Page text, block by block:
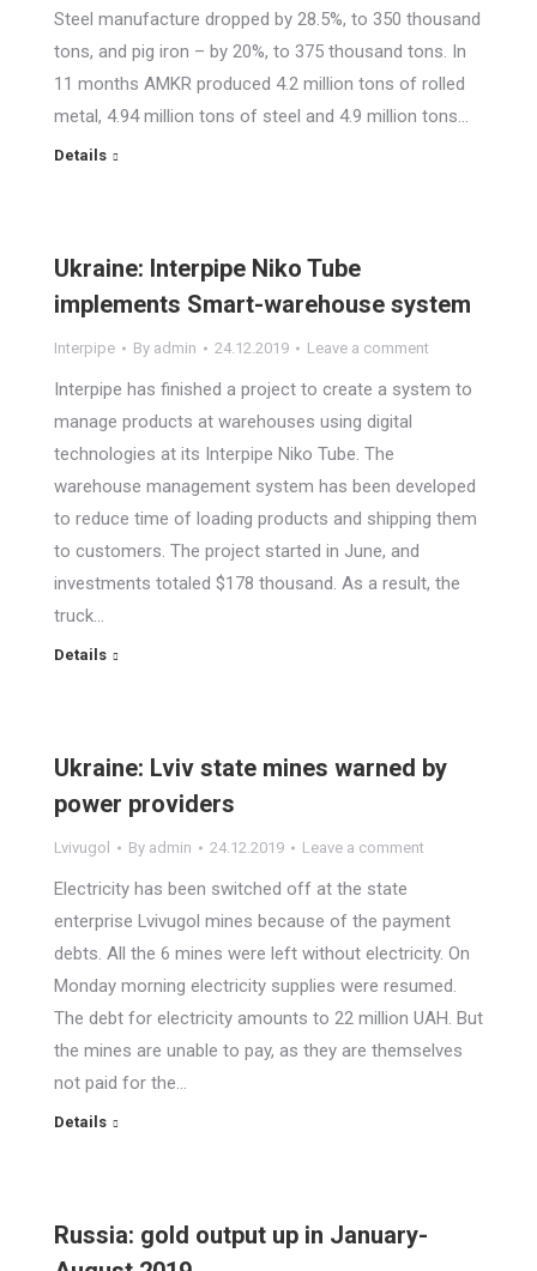
Steel manufacture dropped by 28.5%, to 350 thousand
tons, and pig iron – by 20%, to 375 thousand tons. In
11 months AMKR produced 4.2 million tons of rolled
metal, 4.94 million tons of steel and 4.9 million tons…
Details
Ukraine: Interpipe Niko Tube
implements Smart-warehouse system
Interpipe By admin 24.12.2019 Leave a comment
Interpipe has finished a project to create a system to
manage products at warehouses using digital
technologies at its Interpipe Niko Tube. The
warehouse management system has been developed
to reduce time of loading products and shipping them
to customers. The project started in June, and
investments totaled $178 thousand. As a result, the
truck…
Details
Ukraine: Lviv state mines warned by
power providers
Lvivugol By admin 24.12.2019 Leave a comment
Electricity has been switched off at the state
enterprise Lvivugol mines because of the payment
debts. All the 6 mines were left without electricity. On
Monday morning electricity supplies were resumed.
The debt for electricity amounts to 22 million UAH. But
the mines are unable to pay, as they are themselves
not paid for the…
Details
Russia: gold output up in January-